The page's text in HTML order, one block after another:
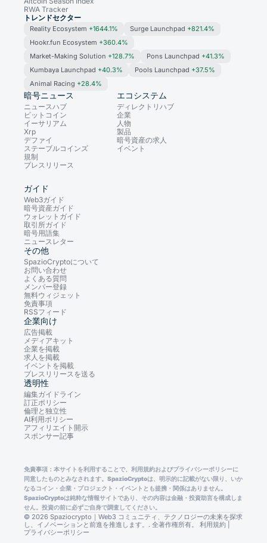
RWA Tracker
トレンドセクター
Reality Ecosystem +1644.1% Surge Launchpad +821.4%
Hookr.fun Ecosystem +360.4%
Market-Making Solution +128.7% Pons Launchpad +41.3%
Kumbaya Launchpad +40.3% Pools Launchpad +37.5%
Animal Racing +28.4%
暗号ニュース
ニュースハブ
ビットコイン
イーサリアム
Xrp
デファイ
ステーブルコインズ
規制
プレスリリース
エコシステム
ディレクトリハブ
企業
人物
製品
暗号資産の求人
イベント
ガイド
Web3ガイド
暗号資産ガイド
ウォレットガイド
取引所ガイド
暗号用語集
ニュースレター
その他
SpazioCryptoについて
お問い合わせ
よくある質問
メンバー登録
無料ウィジェット
免責事項
RSSフィード
企業向け
広告掲載
メディアキット
企業を掲載
求人を掲載
イベントを掲載
プレスリリースを送る
透明性
編集ガイドライン
訂正ポリシー
倫理と独立性
AI利用ポリシー
アフィリエイト開示
スポンサー記事
免責事項：本サイトを利用することで、利用規約およびプライバシーポリシーに
同意したものとみなされます。SpazioCryptoは、明示的に記載がない限り、いか
なるコイン・企業・プロジェクト・イベントとも提携・関係はありません。
SpazioCryptoは純粋な情報サイトであり、その内容は金融・投資助言を構成しま
せん。投資の前に必ずご自身で調査してください。
© 2026 Spaziocrypto｜Web3 コミュニティ、テクノロジーの未来を探求
し、イノベーションと前進を推進します。. 全著作権所有。 利用規約
プライバシーポリシー